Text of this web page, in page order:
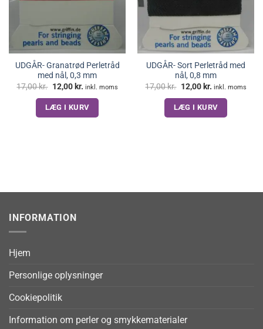
UDGÅR- Granatrød Perletråd
med nål, 0,3 mm
17,00kr. Den
oprindelige
pris
var:
17,00 kr..
12,00 kr. Den
pris
er:
12,00 kr..
inkl. moms
LÆG I KURV
UDGÅR- Sort Perletråd med
nål, 0,8 mm
17,00kr. Den
oprindelige
pris
var:
17,00 kr..
12,00 kr. Den
pris
er:
12,00 kr..
inkl. moms
LÆG I KURV
INFORMATION
Hjem
Personlige oplysninger
Cookiepolitik
Information om perler og smykkematerialer